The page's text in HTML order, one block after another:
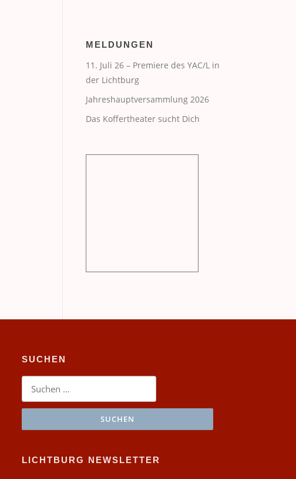
MELDUNGEN
11. Juli 26 – Premiere des YAC/L in
der Lichtburg
Jahreshauptversammlung 2026
Das Koffertheater sucht Dich
SUCHEN
nach:
LICHTBURG NEWSLETTER